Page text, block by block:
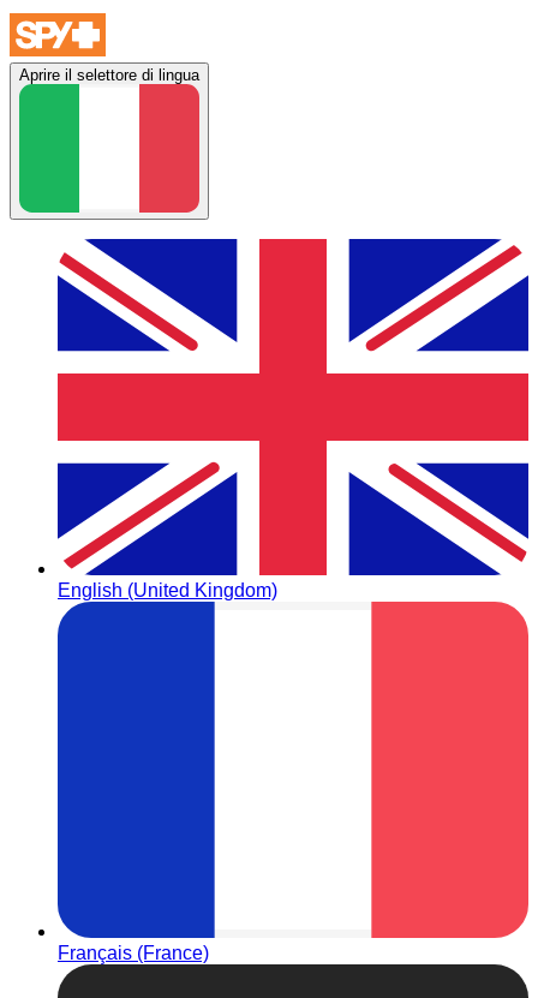
Aprire il selettore di lingua
English (United Kingdom)
Français (France)